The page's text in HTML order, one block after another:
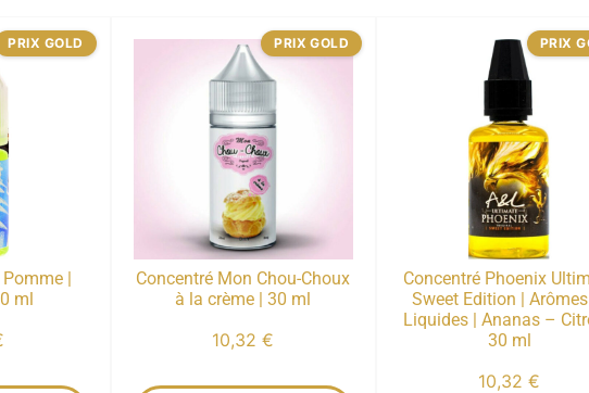
|
ml
PRIX GOLD
Concentré Mon Chou-Choux
à la crème | 30 ml
10,32€
PRIX GOLD
Concentré Phoenix
Sweet Edition |
Liquides | Ananas –
30 ml
10,32€
PRIX